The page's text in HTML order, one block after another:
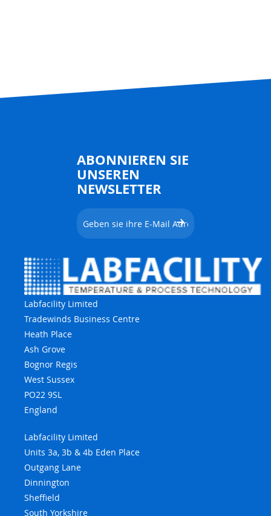
ABONNIEREN SIE
UNSEREN
NEWSLETTER
Labfacility Limited
Tradewinds Business Centre
Heath Place
Ash Grove
Bognor Regis
West Sussex
PO22 9SL
England
Labfacility Limited
Units 3a, 3b & 4b Eden Place
Outgang Lane
Dinnington
Sheffield
South Yorkshire